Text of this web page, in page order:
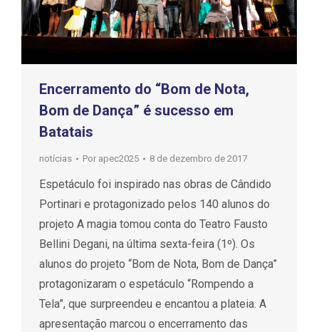
Encerramento do “Bom de Nota,
Bom de Dança” é sucesso em
Batatais
notícias Por apec2025 8 de dezembro de 2017
Espetáculo foi inspirado nas obras de Cândido
Portinari e protagonizado pelos 140 alunos do
projeto A magia tomou conta do Teatro Fausto
Bellini Degani, na última sexta-feira (1º). Os
alunos do projeto “Bom de Nota, Bom de Dança”
protagonizaram o espetáculo “Rompendo a
Tela”, que surpreendeu e encantou a plateia. A
apresentação marcou o encerramento das